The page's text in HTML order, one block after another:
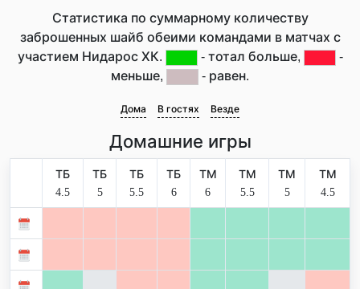
Статистика по суммарному количеству
заброшенных шайб обеими командами в матчах с
участием Нидарос ХК.
- тотал больше,
-
меньше,
- равен.
Дома В гостях Везде
Домашние игры
ТБ
4.5
ТБ
5
ТБ
5.5
ТБ
6
ТМ
6
ТМ
5.5
ТМ
5
ТМ
4.5